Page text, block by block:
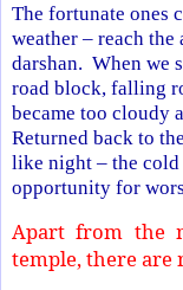
The fortunate ones
weather – reach the
darshan. When we
road block, falling
became too cloudy
Returned back to
like night – the cold
opportunity for
Apart from the
temple, there are